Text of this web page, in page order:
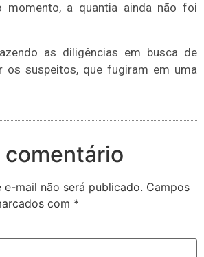
momento, a quantia ainda não foi
as diligências em busca de
os suspeitos, que fugiram em uma
comentário
e-mail não será publicado. Campos
com *